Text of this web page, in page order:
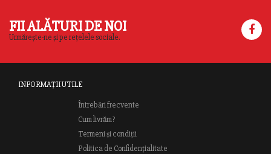
FII ALĂTURI DE NOI
Urmărește-ne și pe rețelele sociale.
INFORMAȚII UTILE
Întrebări frecvente
Cum livrăm?
Termeni și condiții
Politica de Confidențialitate